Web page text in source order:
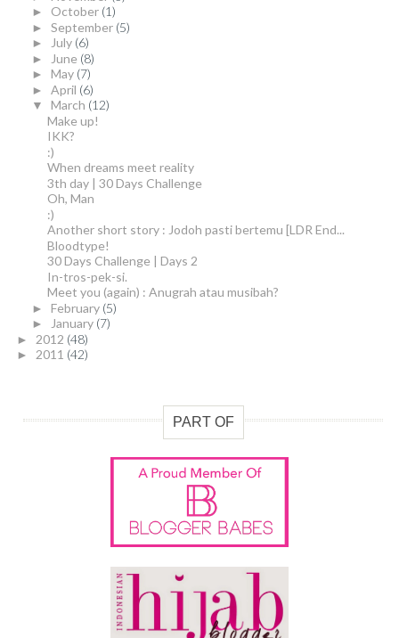
► October (1)
► September (5)
► July (6)
► June (8)
► May (7)
► April (6)
▼ March (12)
Make up!
IKK?
:)
When dreams meet reality
3th day | 30 Days Challenge
Oh, Man
:)
Another short story : Jodoh pasti bertemu [LDR End...
Bloodtype!
30 Days Challenge | Days 2
In-tros-pek-si.
Meet you (again) : Anugrah atau musibah?
► February (5)
► January (7)
► 2012 (48)
► 2011 (42)
PART OF